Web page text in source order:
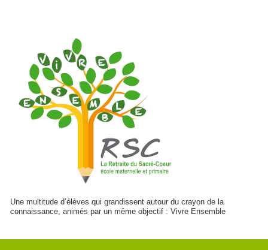
Une multitude d’élèves qui grandissent autour du crayon de la
connaissance, animés par un même objectif : Vivre Ensemble